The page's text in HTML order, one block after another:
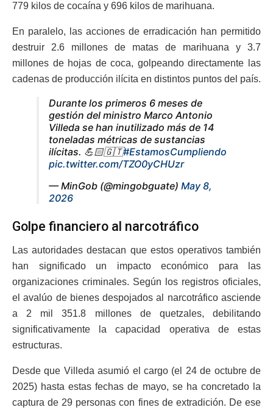
779 kilos de cocaína y 696 kilos de marihuana.
En paralelo, las acciones de erradicación han permitido
destruir 2.6 millones de matas de marihuana y 3.7
millones de hojas de coca, golpeando directamente las
cadenas de producción ilícita en distintos puntos del país.
Durante los primeros 6 meses de
gestión del ministro Marco Antonio
Villeda se han inutilizado más de 14
toneladas métricas de sustancias
ilícitas. 💪🏻🇬🇹#EstamosCumpliendo
pic.twitter.com/TZO0yCHUzr
— MinGob (@mingobguate) May 8,
2026
Golpe financiero al narcotráfico
Las autoridades destacan que estos operativos también
han significado un impacto económico para las
organizaciones criminales. Según los registros oficiales,
el avalúo de bienes despojados al narcotráfico asciende
a 2 mil 351.8 millones de quetzales, debilitando
significativamente la capacidad operativa de estas
estructuras.
Desde que Villeda asumió el cargo (el 24 de octubre de
2025) hasta estas fechas de mayo, se ha concretado la
captura de 29 personas con fines de extradición. De ese